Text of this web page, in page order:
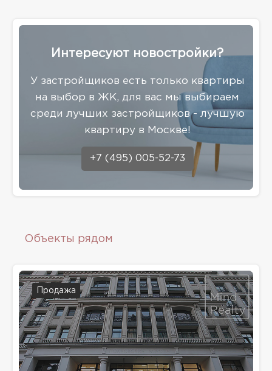
Интересуют новостройки?
У застройщиков есть только квартиры
на выбор в ЖК, для вас мы выбираем
среди лучших застройщиков - лучшую
квартиру в Москве!
+7 (495) 005-52-73
Объекты рядом
Продажа